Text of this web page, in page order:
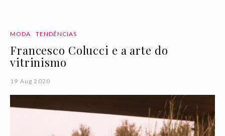
MODA TENDÊNCIAS
Francesco Colucci e a arte do
vitrinismo
19 Aug 2020